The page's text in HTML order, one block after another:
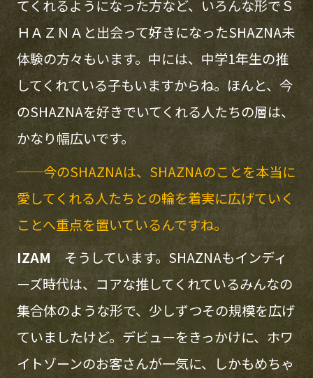
てくれるようになった方など、いろんな形でＳ
ＨＡＺＮＡと出会って好きになったSHAZNA未
体験の方々もいます。中には、中学1年生の推
してくれている子もいますからね。ほんと、今
のSHAZNAを好きでいてくれる人たちの層は、
かなり幅広いです。
──今のSHAZNAは、SHAZNAのことを本当に
愛してくれる人たちとの輪を着実に広げていく
ことへ重点を置いているんですね。
IZAM そうしています。SHAZNAもインディ
ーズ時代は、コアな推してくれているみんなの
集合体のような形で、少しずつその規模を広げ
ていましたけど。デビューをきっかけに、ホワ
イトゾーンのお客さんが一気に、しかもめちゃ